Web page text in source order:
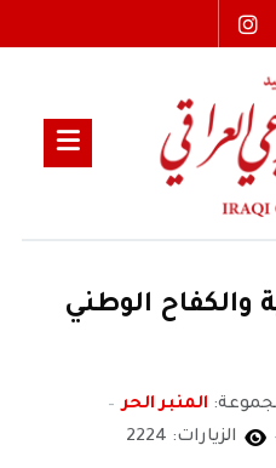
والكفاح الوطني
المنبر الحر
الزيارات: 2224